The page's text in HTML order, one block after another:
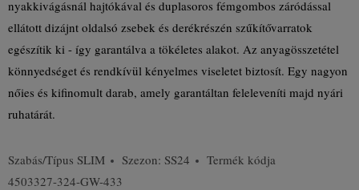
nyakkivágásnál hajtókával és duplasoros fémgombos záródással
ellátott dizájnt oldalsó zsebek és derékrészén szűkítővarratok
egészítik ki - így garantálva a tökéletes alakot. Az anyagösszetétel
könnyedséget és rendkívül kényelmes viseletet biztosít. Egy nagyon
nőies és kifinomult darab, amely garantáltan feleleveníti majd nyári
ruhatárát.
Szabás/Típus SLIM Szezon: SS24
Termék kódja
4503327-324-GW-433